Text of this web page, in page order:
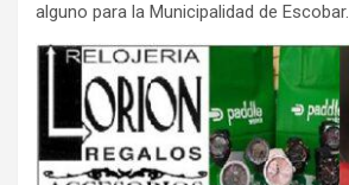
alguno para la Municipalidad de Escobar.